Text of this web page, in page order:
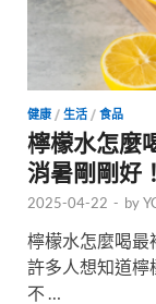
健康 / 生活 / 食品
檸檬水怎麼
消暑剛剛好！
2025-04-22 - by
檸檬水怎麼喝最
許多人想知道檸
不 …